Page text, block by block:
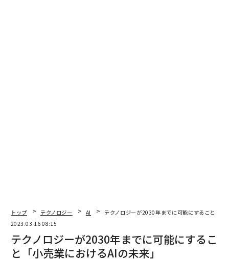
トップ テクノロジー AI
テクノロジーが2030年までに可能にすること「小
2023.03.16 08:15
テクノロジーが2030年までに可能にするこ
と「小売業におけるAIの未来」